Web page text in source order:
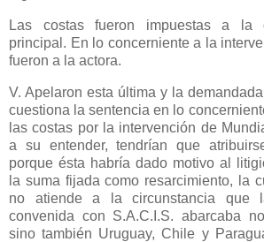
Las costas fueron impuestas a la
principal. En lo concerniente a la
fueron a la actora.
V. Apelaron esta última y la
cuestiona la sentencia en lo
las costas por la intervención de
a su entender, tendrían que
porque ésta habría dado motivo al
la suma fijada como resarcimiento, la
no atiende a la circunstancia que
convenida con S.A.C.I.S. abarcaba
sino también Uruguay, Chile y